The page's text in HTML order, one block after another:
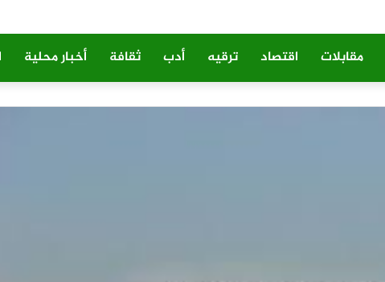
مقابلات اقتصاد ترقيه أدب ثقافة أخبار محلية